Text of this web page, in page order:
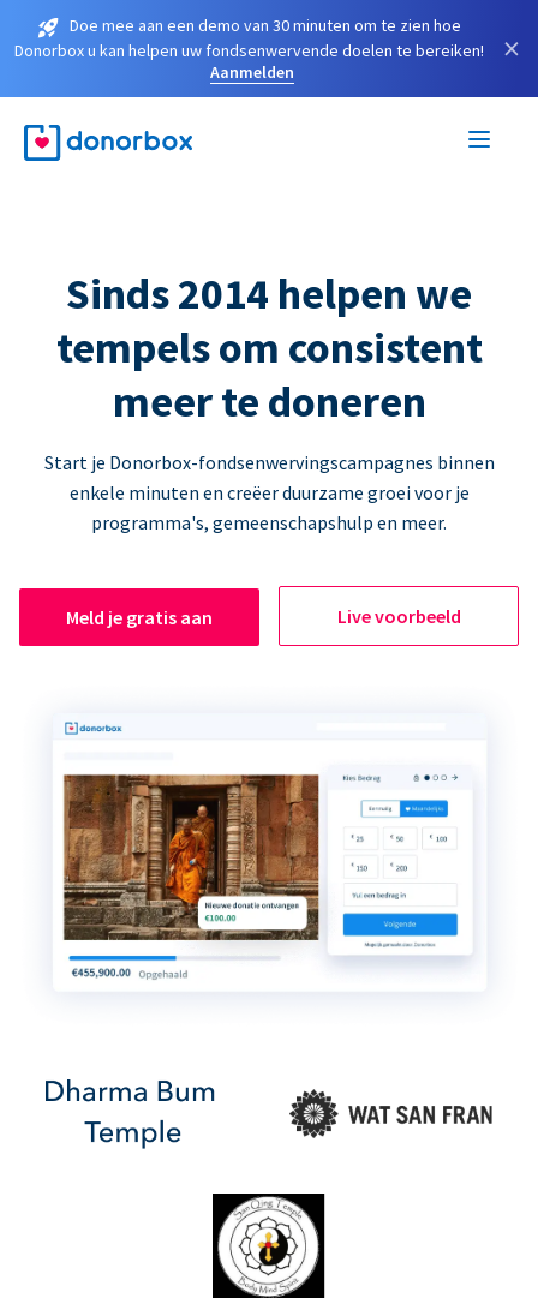
Doe mee aan een demo van 30 minuten om te zien hoe
Donorbox u kan helpen uw fondsenwervende doelen te bereiken!
Aanmelden
×
Sinds 2014 helpen we
tempels om consistent
meer te doneren
Start je Donorbox-fondsenwervingscampagnes binnen
enkele minuten en creëer duurzame groei voor je
programma's, gemeenschapshulp en meer.
Meld je gratis aan Live voorbeeld